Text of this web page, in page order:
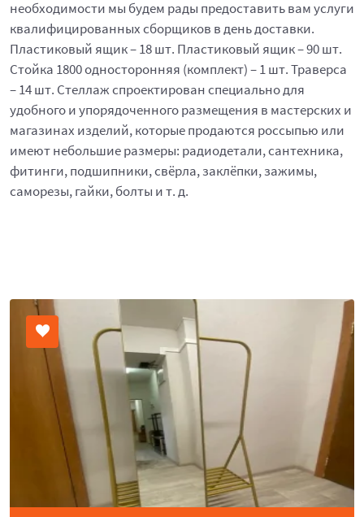
необходимости мы будем рады предоставить вам услуги
квалифицированных сборщиков в день доставки.
Пластиковый ящик – 18 шт. Пластиковый ящик – 90 шт.
Стойка 1800 односторонняя (комплект) – 1 шт. Траверса
– 14 шт. Стеллаж спроектирован специально для
удобного и упорядоченного размещения в мастерских и
магазинах изделий, которые продаются россыпью или
имеют небольшие размеры: радиодетали, сантехника,
фитинги, подшипники, свёрла, заклёпки, зажимы,
саморезы, гайки, болты и т. д.